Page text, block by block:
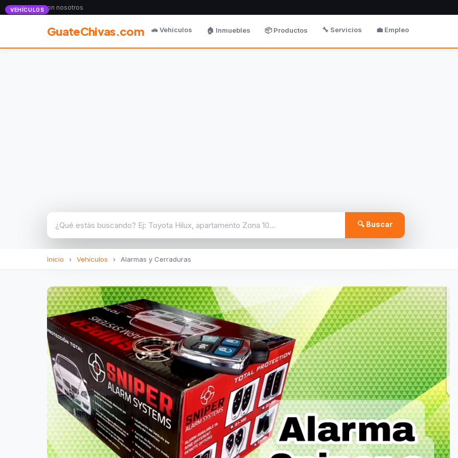
Anunciate con nosotros
GuateChivas.com 🚗 Vehículos 🏠 Inmuebles 📦 Productos 🔧 Servicios 💼 Empleo
🔍 Buscar
Inicio › Vehículos › Alarmas y Cerraduras
VEHÍCULOS